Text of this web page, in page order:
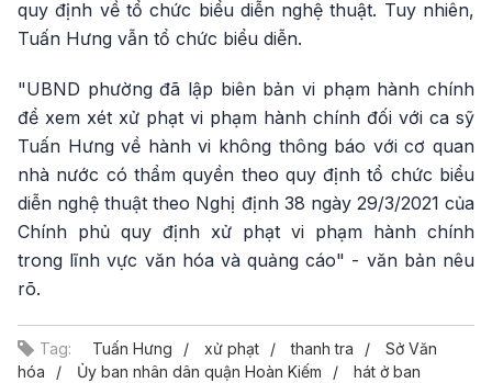
quy định về tổ chức biểu diễn nghệ thuật. Tuy nhiên,
Tuấn Hưng vẫn tổ chức biểu diễn.
"UBND phường đã lập biên bản vi phạm hành chính
để xem xét xử phạt vi phạm hành chính đối với ca sỹ
Tuấn Hưng về hành vi không thông báo với cơ quan
nhà nước có thẩm quyền theo quy định tổ chức biểu
diễn nghệ thuật theo Nghị định 38 ngày 29/3/2021 của
Chính phủ quy định xử phạt vi phạm hành chính
trong lĩnh vực văn hóa và quảng cáo" - văn bản nêu
rõ.
Tag: Tuấn Hưng xử phạt thanh tra
Sở Văn
hóa
Ủy ban nhân dân quận Hoàn Kiếm
hát ở ban